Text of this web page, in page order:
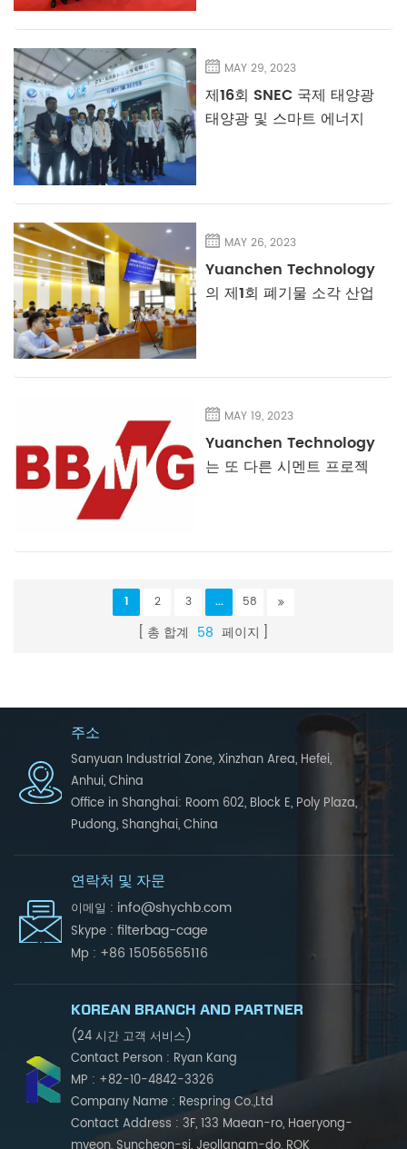
MAY 29, 2023
제16회 SNEC 국제 태양광
태양광 및 스마트 에너지
MAY 26, 2023
Yuanchen Technology
의 제1회 폐기물 소각 산업
MAY 19, 2023
Yuanchen Technology
는 또 다른 시멘트 프로젝
1 2 3 ... 58
총 합계 58 페이지
주소
Sanyuan Industrial Zone, Xinzhan Area, Hefei,
Anhui, China
Office in Shanghai: Room 602, Block E, Poly Plaza,
Pudong, Shanghai, China
연락처 및 자문
이메일 : info@shychb.com
Skype : filterbag-cage
Mp : +86 15056565116
KOREAN BRANCH AND PARTNER
(24 시간 고객 서비스)
Contact Person : Ryan Kang
MP : +82-10-4842-3326
Company Name : Respring Co.,Ltd
Contact Address : 3F, 133 Maean-ro, Haeryong-